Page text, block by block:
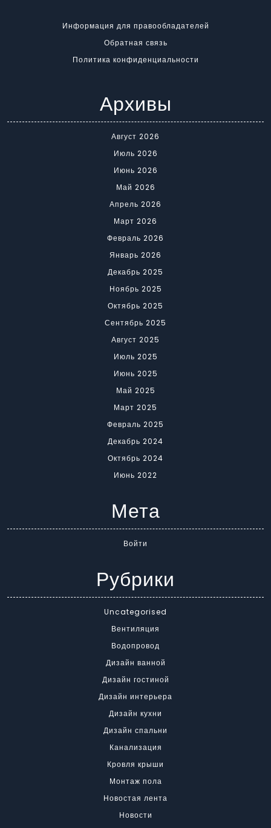
Информация для правообладателей
Обратная связь
Политика конфиденциальности
Архивы
Август 2026
Июль 2026
Июнь 2026
Май 2026
Апрель 2026
Март 2026
Февраль 2026
Январь 2026
Декабрь 2025
Ноябрь 2025
Октябрь 2025
Сентябрь 2025
Август 2025
Июль 2025
Июнь 2025
Май 2025
Март 2025
Февраль 2025
Декабрь 2024
Октябрь 2024
Июнь 2022
Мета
Войти
Рубрики
Uncategorised
Вентиляция
Водопровод
Дизайн ванной
Дизайн гостиной
Дизайн интерьера
Дизайн кухни
Дизайн спальни
Канализация
Кровля крыши
Монтаж пола
Новостая лента
Новости